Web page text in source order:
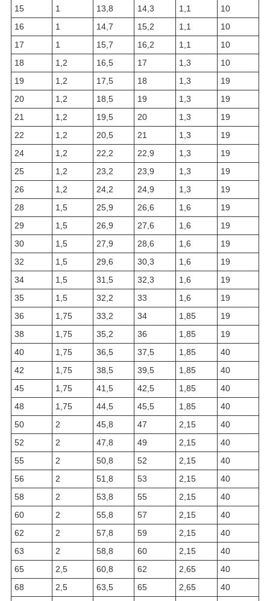
15
1 13,8 14,3 1,1
10
16
1 14,7 15,2 1,1
10
17
1 15,7 16,2 1,1
10
18
1,2 16,5 17 1,3
10
19
1,2 17,5 18 1,3
19
20
1,2 18,5 19 1,3
19
21
1,2 19,5 20 1,3
19
22
1,2 20,5 21 1,3
19
24
1,2 22,2 22,9 1,3
19
25
1,2 23,2 23,9 1,3
19
26
1,2 24,2 24,9 1,3
19
28
1,5 25,9 26,6 1,6
19
29
1,5 26,9 27,6 1,6
19
30
1,5 27,9 28,6 1,6
19
32
1,5 29,6 30,3 1,6
19
34
1,5 31,5 32,3 1,6
19
35
1,5 32,2 33 1,6
19
36
1,75 33,2 34 1,85
19
38
1,75 35,2 36 1,85
19
40
1,75 36,5 37,5 1,85
40
42
1,75 38,5 39,5 1,85
40
45
1,75 41,5 42,5 1,85
40
48
1,75 44,5 45,5 1,85
40
50
2 45,8 47 2,15
40
52
2 47,8 49 2,15
40
55
2 50,8 52 2,15
40
56
2 51,8 53 2,15
40
58
2 53,8 55 2,15
40
60
2 55,8 57 2,15
40
62
2 57,8 59 2,15
40
63
2 58,8 60 2,15
40
65
2,5 60,8 62 2,65
40
68
2,5 63,5 65 2,65
40